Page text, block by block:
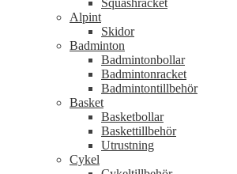
Squashracket
Alpint
Skidor
Badminton
Badmintonbollar
Badmintonracket
Badmintontillbehör
Basket
Basketbollar
Baskettillbehör
Utrustning
Cykel